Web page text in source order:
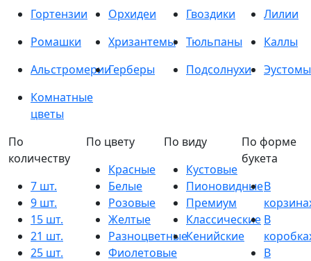
Гортензии
Орхидеи Гвоздики
Лилии
Ромашки
Хризантемы Тюльпаны
Каллы
АльстромерииГерберы Подсолнухи
Эустомы
Комнатные
цветы
По
количеству
7 шт.
9 шт.
15 шт.
21 шт.
25 шт.
По цвету
Красные
Белые
Розовые
Желтые
Разноцветные
Фиолетовые
По виду
Кустовые
Пионовидные
Премиум
Классические
Кенийские
По форме
букета
В
В
В